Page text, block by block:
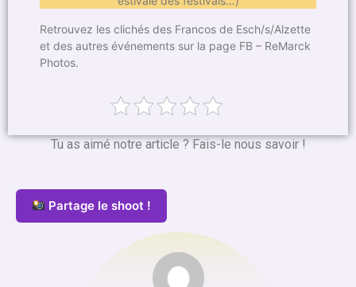
Retrouvez les clichés des Francos de Esch/s/Alzette
et des autres événements sur la page FB – ReMarck
Photos.
Tu as aimé notre article ? Fais-le nous savoir !
Partage le shoot !